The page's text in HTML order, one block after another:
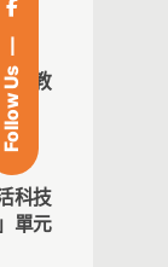
Follow Us語教
科技
單元